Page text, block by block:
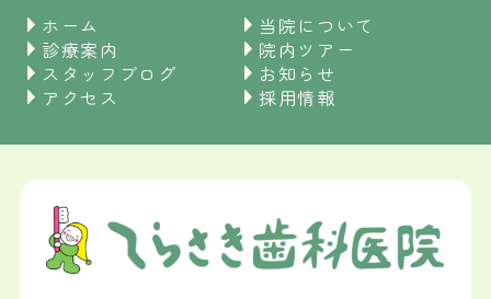
ホーム
当院について
診療案内
院内ツアー
スタッフブログ
お知らせ
アクセス
採用情報